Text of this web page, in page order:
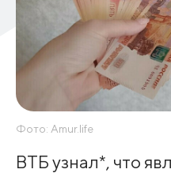
Фото: Amur.life
ВТБ узнал*, что